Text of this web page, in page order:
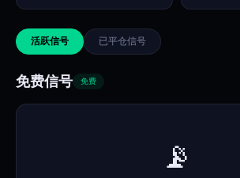
活跃信号 已平仓信号
免费信号 免费
📡